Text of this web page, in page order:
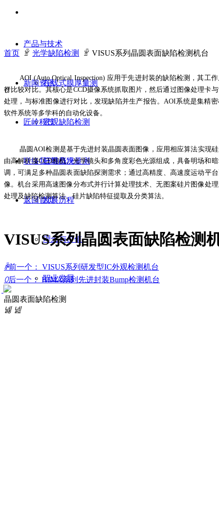
产品与技术
在线式膜厚量测
宏观缺陷检测
三维凸块量测
新闻资讯
匠岭科技
公司概况
发展历程
理念与价值
职业发展
联络我们
返回首页
ꀄ
首页 ꁇ 光学缺陷检测 ꁇ VISUS系列晶圆表面缺陷检测机台
AOI (Auto Optical Inspection) 应用于先进封装的缺陷检测，其工
行比较对比。其核心是CCD摄像系统抓取图片，然后通过图像处理卡
处理，与标准图像进行对比，发现缺陷并生产报告。AOI系统是集精
软件系统等多学科的自动化设备。
晶圆AOI检测是基于先进封装晶圆表面图像，应用相应算法实现
由高解析度CCD相机、光学镜头和多角度彩色光源组成，具备明场和
调，可满足多种晶圆表面缺陷探测需求；通过高精度、高速度运动平
像。机台采用高速图像分布式并行计算处理技术、无图案硅片图像处
处理及缺陷检测算法、硅片缺陷特征提取及分类算法。
VISUS系列晶圆表面缺陷检测
ꄴ前一个：
VISUS系列研发型IC外观检测机台
ꄲ后一个： HIMA系列先进封装Bump检测机台
晶圆表面缺陷检测
넳 넲